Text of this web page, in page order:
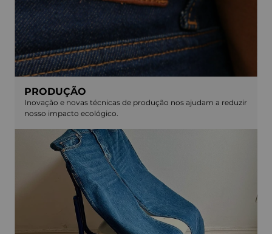
PRODUÇÃO
Inovação e novas técnicas de produção nos ajudam a reduzir
nosso impacto ecológico.